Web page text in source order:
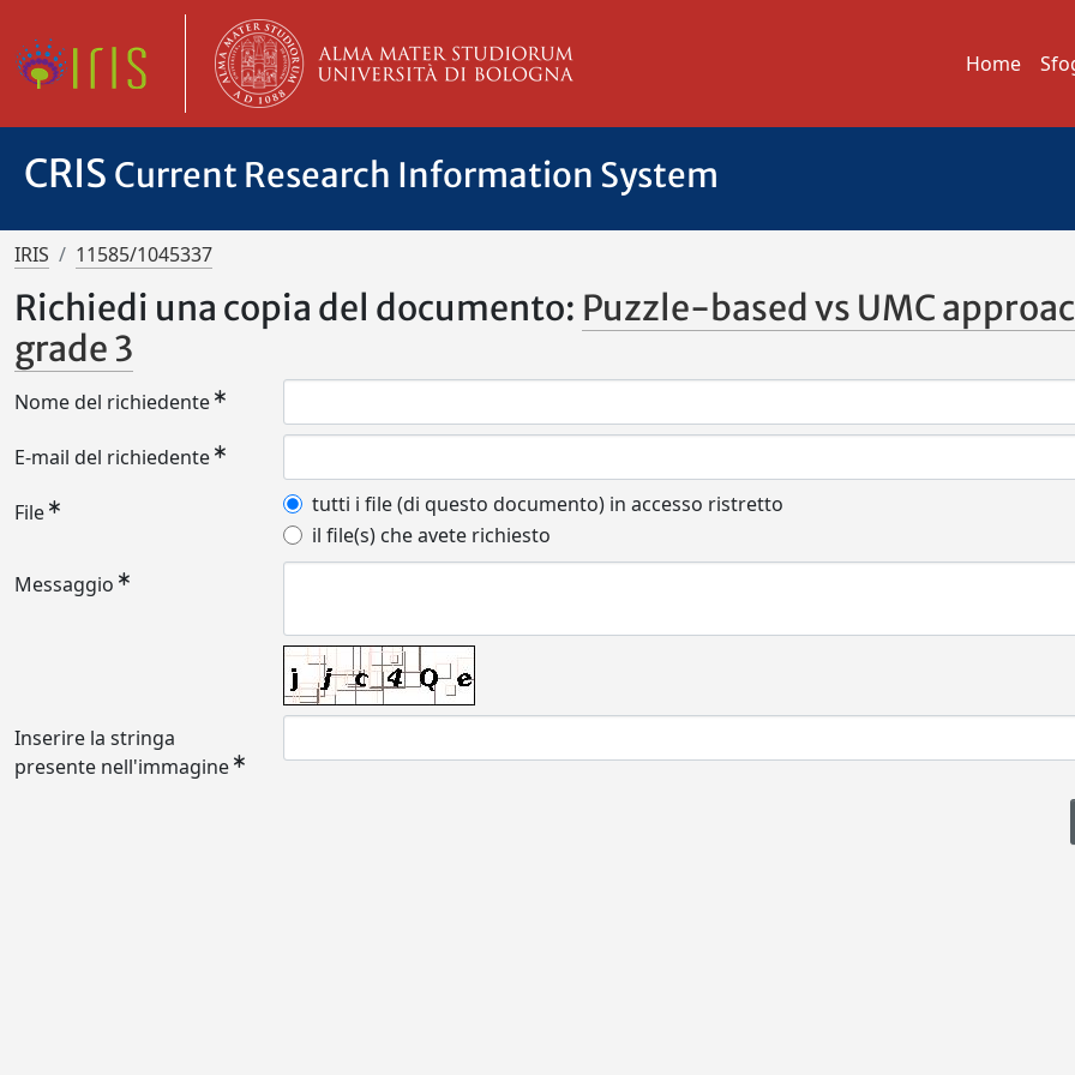
Home
CRIS Current Research Information System
IRIS 11585/1045337
Richiedi una copia del documento: Puzzle-based vs UMC
grade 3
Nome del richiedente
E-mail del richiedente
File
tutti i file (di questo documento) in accesso ristretto
il file(s) che avete richiesto
Messaggio
Inserire la stringa
presente nell'immagine